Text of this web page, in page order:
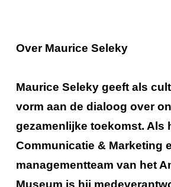
mainOver Maurice Seleky
Maurice Seleky geeft als
vorm aan de dialoog over
gezamenlijke toekomst. Als
Communicatie & Marketing
managementteam van het
Museum is hij